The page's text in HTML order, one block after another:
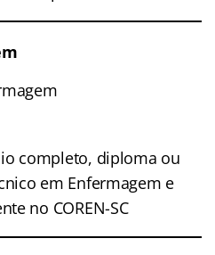
completo, diploma ou
em Enfermagem e
no COREN-SC